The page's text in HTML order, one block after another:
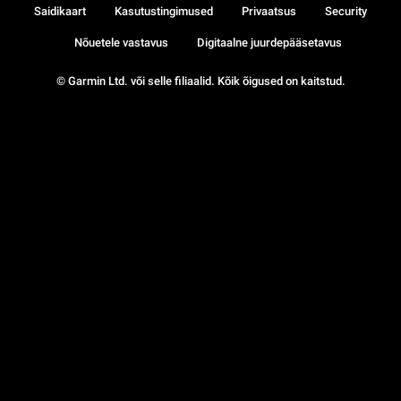
© Garmin Ltd. või selle filiaalid. Kõik õigused on kaitstud.
Saidikaart Kasutustingimused Privaatsus Security
Nõuetele vastavus Digitaalne juurdepääsetavus